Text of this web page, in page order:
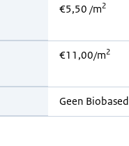
€5,50 /m2
€11,00/m2
Geen